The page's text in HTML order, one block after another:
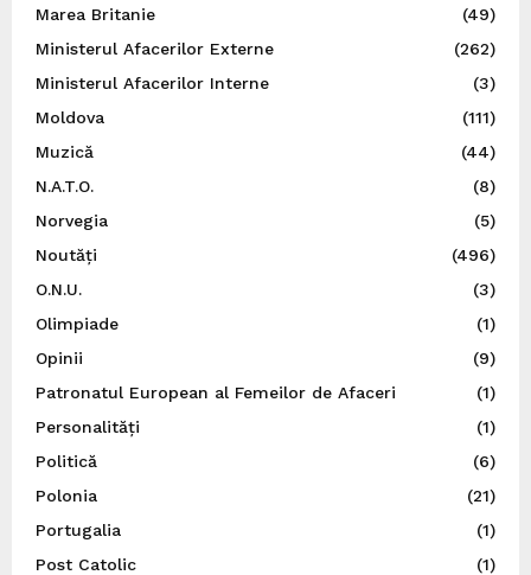
Marea Britanie
(49)
Ministerul Afacerilor Externe
(262)
Ministerul Afacerilor Interne
(3)
Moldova
(111)
Muzică
(44)
N.A.T.O.
(8)
Norvegia
(5)
Noutăți
(496)
O.N.U.
(3)
Olimpiade
(1)
Opinii
(9)
Patronatul European al Femeilor de Afaceri
(1)
Personalități
(1)
Politică
(6)
Polonia
(21)
Portugalia
(1)
Post Catolic
(1)